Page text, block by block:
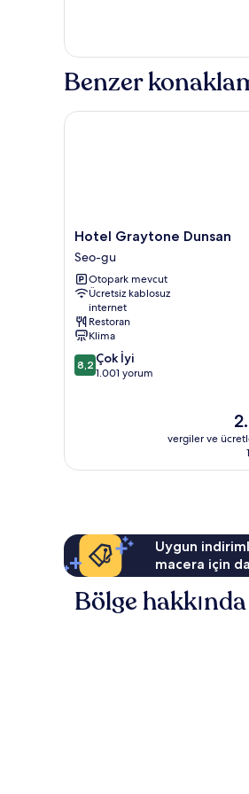
daha
detay
Benzer
Hotel
Graytone
Dunsan
Seo-
gu
Hotel Graytone Dunsan
Seo-gu
Otopark mevcut
Ücretsiz kablosuz
internet
Restoran
Klima
10
üzerinden
8,2 Çok İyi
1.001 yorum
vergiler ve
Hotel Graytone Dunsan
Uygun
macera için
Bölge hakkında